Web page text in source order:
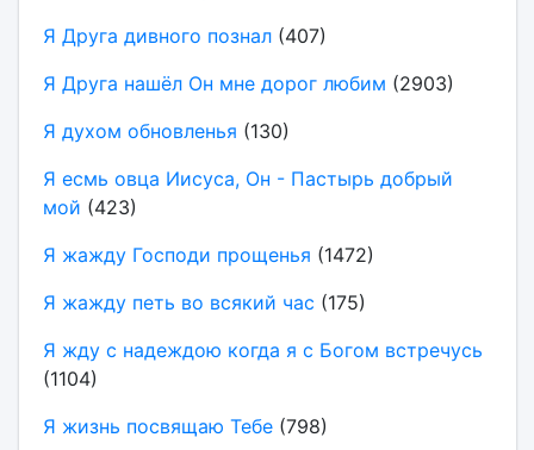
Я Друга дивного познал(407)
Я Друга нашёл Он мне дорог любим (2903)
Я духом обновленья (130)
Я есмь овца Иисуса, Он - Пастырь добрый
мой (423)
Я жажду Господи прощенья (1472)
Я жажду петь во всякий час (175)
Я жду с надеждою когда я с Богом встречусь
(1104)
Я жизнь посвящаю Тебе(798)